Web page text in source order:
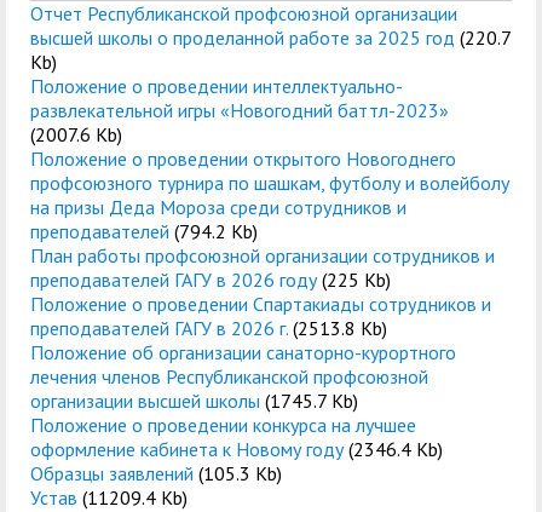
Отчет Республиканской профсоюзной организации
высшей школы о проделанной работе за 2025 год (220.7
Kb)
Положение о проведении интеллектуально-
развлекательной игры «Новогодний баттл-2023»
(2007.6 Kb)
Положение о проведении открытого Новогоднего
профсоюзного турнира по шашкам, футболу и волейболу
на призы Деда Мороза среди сотрудников и
преподавателей (794.2 Kb)
План работы профсоюзной организации сотрудников и
преподавателей ГАГУ в 2026 году (225 Kb)
Положение о проведении Спартакиады сотрудников и
преподавателей ГАГУ в 2026 г. (2513.8 Kb)
Положение об организации санаторно-курортного
лечения членов Республиканской профсоюзной
организации высшей школы (1745.7 Kb)
Положение о проведении конкурса на лучшее
оформление кабинета к Новому году(2346.4 Kb)
Образцы заявлений (105.3 Kb)
Устав (11209.4 Kb)